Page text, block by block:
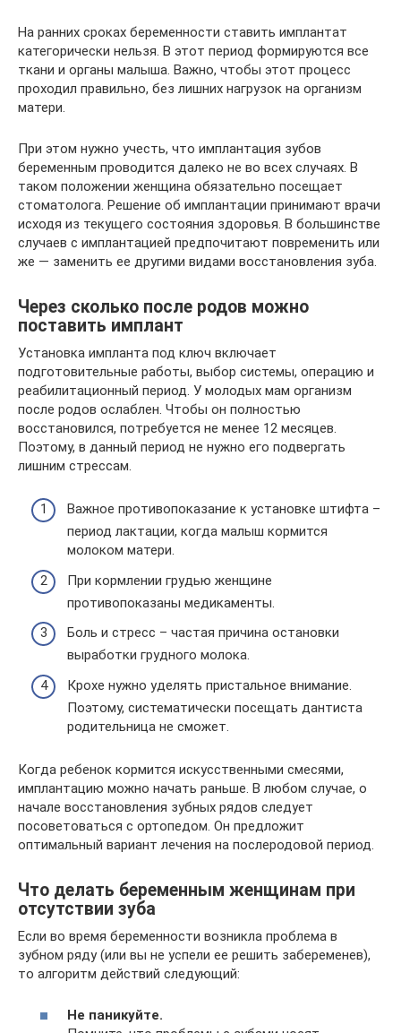
На ранних сроках беременности ставить имплантат
категорически нельзя. В этот период формируются все
ткани и органы малыша. Важно, чтобы этот процесс
проходил правильно, без лишних нагрузок на организм
матери.
При этом нужно учесть, что имплантация зубов
беременным проводится далеко не во всех случаях. В
таком положении женщина обязательно посещает
стоматолога. Решение об имплантации принимают врачи
исходя из текущего состояния здоровья. В большинстве
случаев с имплантацией предпочитают повременить или
же — заменить ее другими видами восстановления зуба.
Через сколько после родов можно
поставить имплант
Установка импланта под ключ включает
подготовительные работы, выбор системы, операцию и
реабилитационный период. У молодых мам организм
после родов ослаблен. Чтобы он полностью
восстановился, потребуется не менее 12 месяцев.
Поэтому, в данный период не нужно его подвергать
лишним стрессам.
Важное противопоказание к установке штифта –
период лактации, когда малыш кормится
молоком матери.
При кормлении грудью женщине
противопоказаны медикаменты.
Боль и стресс – частая причина остановки
выработки грудного молока.
Крохе нужно уделять пристальное внимание.
Поэтому, систематически посещать дантиста
родительница не сможет.
Когда ребенок кормится искусственными смесями,
имплантацию можно начать раньше. В любом случае, о
начале восстановления зубных рядов следует
посоветоваться с ортопедом. Он предложит
оптимальный вариант лечения на послеродовой период.
Что делать беременным женщинам при
отсутствии зуба
Если во время беременности возникла проблема в
зубном ряду (или вы не успели ее решить забеременев),
то алгоритм действий следующий:
Не паникуйте.